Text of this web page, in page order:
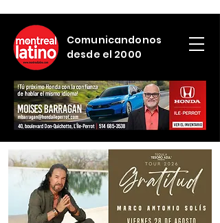
Comunicandonos
desde el 2000